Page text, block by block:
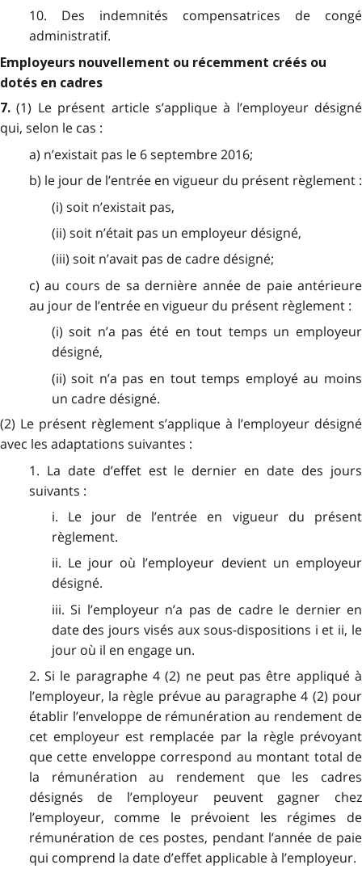
10. Des indemnités compensatrices de congé
administratif.
Employeurs nouvellement ou récemment créés ou
dotés en cadres
7.(1) Le présent article s’applique à l’employeur désigné
qui, selon le cas :
a) n’existait pas le 6 septembre 2016;
b) le jour de l’entrée en vigueur du présent règlement :
(i) soit n’existait pas,
(ii) soit n’était pas un employeur désigné,
(iii) soit n’avait pas de cadre désigné;
c) au cours de sa dernière année de paie antérieure
au jour de l’entrée en vigueur du présent règlement :
(i) soit n’a pas été en tout temps un employeur
désigné,
(ii) soit n’a pas en tout temps employé au moins
un cadre désigné.
(2) Le présent règlement s’applique à l’employeur désigné
avec les adaptations suivantes :
1. La date d’effet est le dernier en date des jours
suivants :
i. Le jour de l’entrée en vigueur du présent
règlement.
ii. Le jour où l’employeur devient un employeur
désigné.
iii. Si l’employeur n’a pas de cadre le dernier en
date des jours visés aux sous-dispositions i et ii, le
jour où il en engage un.
2. Si le paragraphe 4 (2) ne peut pas être appliqué à
l’employeur, la règle prévue au paragraphe 4 (2) pour
établir l’enveloppe de rémunération au rendement de
cet employeur est remplacée par la règle prévoyant
que cette enveloppe correspond au montant total de
la rémunération au rendement que les cadres
désignés de l’employeur peuvent gagner chez
l’employeur, comme le prévoient les régimes de
rémunération de ces postes, pendant l’année de paie
qui comprend la date d’effet applicable à l’employeur.